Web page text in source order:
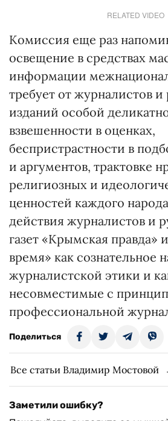
RELATED VIDEO
Комиссия еще раз
освещение в средствах
информации
требует от журналистов и
изданий особой
взвешенности в оценках,
беспристрастности в
и аргументов, трактовке
религиозных и
ценностей каждого
действия журналистов и
газет «Крымская правда»
время» как сознательное
журналистской этики и
несовместимые с
профессиональной
Поделиться
Все статьи Владимир Мостовой
Заметили ошибку?